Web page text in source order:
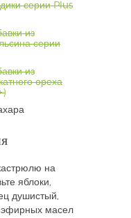
серии Plus
из
серии
из
ореха
на
яблоки,
душистый,
масел